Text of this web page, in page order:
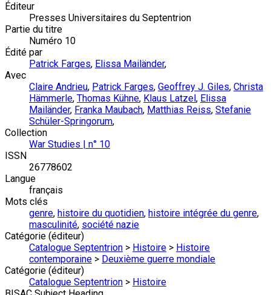
Éditeur
Presses Universitaires du Septentrion
Partie du titre
Numéro 10
Édité par
Patrick Farges, Elissa Mailänder,
Avec
Claire Andrieu, Patrick Farges, Geoffrey J. Giles, Christa
Hämmerle, Thomas Kühne, Klaus Latzel , Elissa
Mailänder, Franka Maubach, Matthias Reiss, Stefanie
Schüler-Springorum,
Collection
War Studies | n° 10
ISSN
26778602
Langue
français
Mots clés
genre, histoire du quotidien, histoire intégrée du genre,
masculinité, société nazie
Catégorie (éditeur)
Catalogue Septentrion > Histoire > Histoire
contemporaine > Deuxième guerre mondiale
Catégorie (éditeur)
Catalogue Septentrion > Histoire